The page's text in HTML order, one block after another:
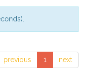
previous 1 next